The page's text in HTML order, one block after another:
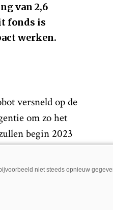
van 2,6
fonds is
werken.
versneld op de
om zo het
begin 2023
bestellingen
niet steeds opnieuw